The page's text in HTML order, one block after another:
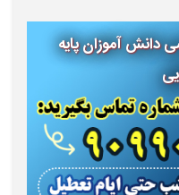
دانش آموزان پایه